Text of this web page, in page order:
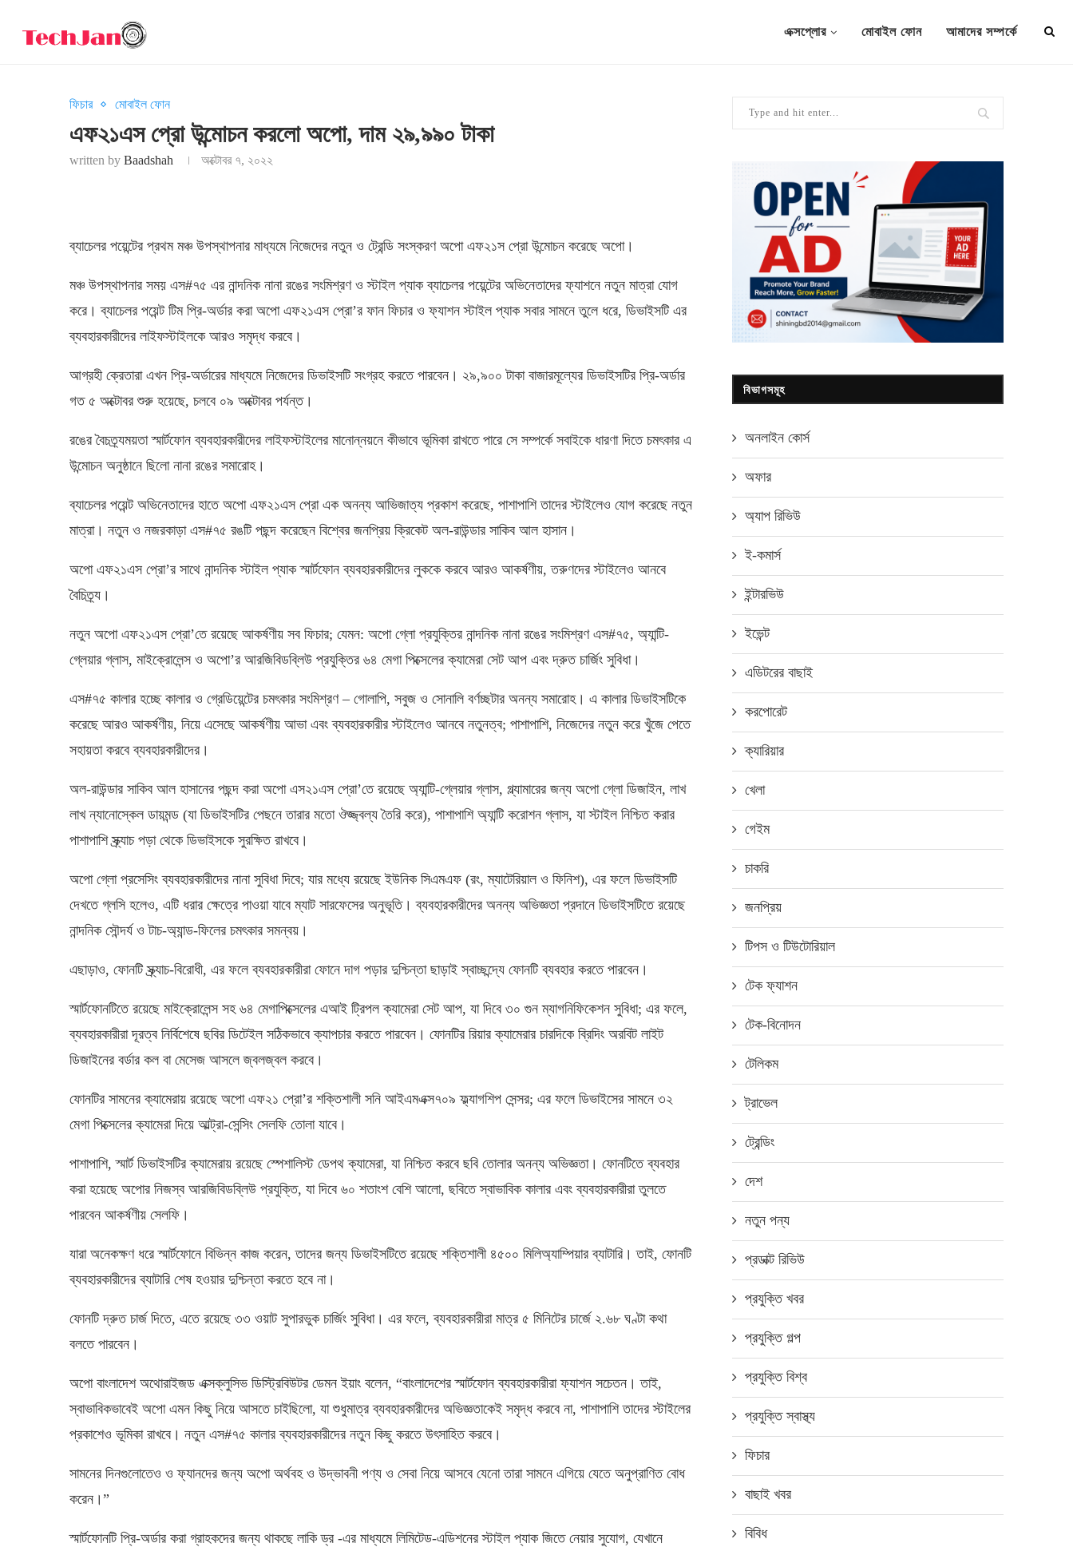
এক্সপ্লোর মোবাইল ফোন আমাদের সম্পর্কে
ফিচার মোবাইল ফোন
এফ২১এস প্রো উন্মোচন করলো অপো, দাম ২৯,৯৯০ টাকা
written by Baadshah অক্টোবর ৭, ২০২২
ব্যাচেলর পয়েন্টের প্রথম মঞ্চ উপস্থাপনার মাধ্যমে নিজেদের নতুন ও ট্রেন্ডি সংস্করণ অপো এফ২১স প্রো উন্মোচন করেছে অপো।
মঞ্চ উপস্থাপনার সময় এস#৭৫ এর নান্দনিক নানা রঙের সংমিশ্রণ ও স্টাইল প্যাক ব্যাচেলর পয়েন্টের অভিনেতাদের ফ্যাশনে নতুন মাত্রা যোগ
করে। ব্যাচেলর পয়েন্ট টিম প্রি-অর্ডার করা অপো এফ২১এস প্রো’র ফান ফিচার ও ফ্যাশন স্টাইল প্যাক সবার সামনে তুলে ধরে, ডিভাইসটি এর
ব্যবহারকারীদের লাইফস্টাইলকে আরও সমৃদ্ধ করবে।
আগ্রহী ক্রেতারা এখন প্রি-অর্ডারের মাধ্যমে নিজেদের ডিভাইসটি সংগ্রহ করতে পারবেন। ২৯,৯০০ টাকা বাজারমূল্যের ডিভাইসটির প্রি-অর্ডার
গত ৫ অক্টোবর শুরু হয়েছে, চলবে ০৯ অক্টোবর পর্যন্ত।
রঙের বৈচত্র্যময়তা স্মার্টফোন ব্যবহারকারীদের লাইফস্টাইলের মানোন্নয়নে কীভাবে ভূমিকা রাখতে পারে সে সম্পর্কে সবাইকে ধারণা দিতে চমৎকার এ
উন্মোচন অনুষ্ঠানে ছিলো নানা রঙের সমারোহ।
ব্যাচেলর পয়েন্ট অভিনেতাদের হাতে অপো এফ২১এস প্রো এক অনন্য আভিজাত্য প্রকাশ করেছে, পাশাপাশি তাদের স্টাইলেও যোগ করেছে নতুন
মাত্রা। নতুন ও নজরকাড়া এস#৭৫ রঙটি পছন্দ করেছেন বিশ্বের জনপ্রিয় ক্রিকেট অল-রাউন্ডার সাকিব আল হাসান।
অপো এফ২১এস প্রো’র সাথে নান্দনিক স্টাইল প্যাক স্মার্টফোন ব্যবহারকারীদের লুককে করবে আরও আকর্ষণীয়, তরুণদের স্টাইলেও আনবে
বৈচিত্র্য।
নতুন অপো এফ২১এস প্রো’তে রয়েছে আকর্ষণীয় সব ফিচার; যেমন: অপো গ্লো প্রযুক্তির নান্দনিক নানা রঙের সংমিশ্রণ এস#৭৫, অ্যান্টি-
গ্লেয়ার গ্লাস, মাইক্রোলেন্স ও অপো’র আরজিবিডব্লিউ প্রযুক্তির ৬৪ মেগা পিক্সেলের ক্যামেরা সেট আপ এবং দ্রুত চার্জিং সুবিধা।
এস#৭৫ কালার হচ্ছে কালার ও গ্রেডিয়েন্টের চমৎকার সংমিশ্রণ – গোলাপি, সবুজ ও সোনালি বর্ণচ্ছটার অনন্য সমারোহ। এ কালার ডিভাইসটিকে
করেছে আরও আকর্ষণীয়, নিয়ে এসেছে আকর্ষণীয় আভা এবং ব্যবহারকারীর স্টাইলেও আনবে নতুনত্ব; পাশাপাশি, নিজেদের নতুন করে খুঁজে পেতে
সহায়তা করবে ব্যবহারকারীদের।
অল-রাউন্ডার সাকিব আল হাসানের পছন্দ করা অপো এস২১এস প্রো’তে রয়েছে অ্যান্টি-গ্লেয়ার গ্লাস, গ্ল্যামারের জন্য অপো গ্লো ডিজাইন, লাখ
লাখ ন্যানোস্কেল ডায়মন্ড (যা ডিভাইসটির পেছনে তারার মতো ঔজ্জ্বল্য তৈরি করে), পাশাপাশি অ্যান্টি করোশন গ্লাস, যা স্টাইল নিশ্চিত করার
পাশাপাশি স্ক্র্যাচ পড়া থেকে ডিভাইসকে সুরক্ষিত রাখবে।
অপো গ্লো প্রসেসিং ব্যবহারকারীদের নানা সুবিধা দিবে; যার মধ্যে রয়েছে ইউনিক সিএমএফ (রং, ম্যাটেরিয়াল ও ফিনিশ), এর ফলে ডিভাইসটি
দেখতে গ্লসি হলেও, এটি ধরার ক্ষেত্রে পাওয়া যাবে ম্যাট সারফেসের অনুভূতি। ব্যবহারকারীদের অনন্য অভিজ্ঞতা প্রদানে ডিভাইসটিতে রয়েছে
নান্দনিক সৌন্দর্য ও টাচ-অ্যান্ড-ফিলের চমৎকার সমন্বয়।
এছাড়াও, ফোনটি স্ক্র্যাচ-বিরোধী, এর ফলে ব্যবহারকারীরা ফোনে দাগ পড়ার দুশ্চিন্তা ছাড়াই স্বাচ্ছন্দ্যে ফোনটি ব্যবহার করতে পারবেন।
স্মার্টফোনটিতে রয়েছে মাইক্রোলেন্স সহ ৬৪ মেগাপিক্সেলের এআই ট্রিপল ক্যামেরা সেট আপ, যা দিবে ৩০ গুন ম্যাগনিফিকেশন সুবিধা; এর ফলে,
ব্যবহারকারীরা দূরত্ব নির্বিশেষে ছবির ডিটেইল সঠিকভাবে ক্যাপচার করতে পারবেন। ফোনটির রিয়ার ক্যামেরার চারদিকে ব্রিদিং অরবিট লাইট
ডিজাইনের বর্ডার কল বা মেসেজ আসলে জ্বলজ্বল করবে।
ফোনটির সামনের ক্যামেরায় রয়েছে অপো এফ২১ প্রো’র শক্তিশালী সনি আইএমএক্স৭০৯ ফ্ল্যাগশিপ সেন্সর; এর ফলে ডিভাইসের সামনে ৩২
মেগা পিক্সেলের ক্যামেরা দিয়ে আল্ট্রা-সেন্সিং সেলফি তোলা যাবে।
পাশাপাশি, স্মার্ট ডিভাইসটির ক্যামেরায় রয়েছে স্পেশালিস্ট ডেপথ ক্যামেরা, যা নিশ্চিত করবে ছবি তোলার অনন্য অভিজ্ঞতা। ফোনটিতে ব্যবহার
করা হয়েছে অপোর নিজস্ব আরজিবিডব্লিউ প্রযুক্তি, যা দিবে ৬০ শতাংশ বেশি আলো, ছবিতে স্বাভাবিক কালার এবং ব্যবহারকারীরা তুলতে
পারবেন আকর্ষণীয় সেলফি।
যারা অনেকক্ষণ ধরে স্মার্টফোনে বিভিন্ন কাজ করেন, তাদের জন্য ডিভাইসটিতে রয়েছে শক্তিশালী ৪৫০০ মিলিঅ্যাম্পিয়ার ব্যাটারি। তাই, ফোনটি
ব্যবহারকারীদের ব্যাটারি শেষ হওয়ার দুশ্চিন্তা করতে হবে না।
ফোনটি দ্রুত চার্জ দিতে, এতে রয়েছে ৩৩ ওয়াট সুপারভুক চার্জিং সুবিধা। এর ফলে, ব্যবহারকারীরা মাত্র ৫ মিনিটের চার্জে ২.৬৮ ঘণ্টা কথা
বলতে পারবেন।
অপো বাংলাদেশ অথোরাইজড এক্সক্লুসিভ ডিস্ট্রিবিউটর ডেমন ইয়াং বলেন, “বাংলাদেশের স্মার্টফোন ব্যবহারকারীরা ফ্যাশন সচেতন। তাই,
স্বাভাবিকভাবেই অপো এমন কিছু নিয়ে আসতে চাইছিলো, যা শুধুমাত্র ব্যবহারকারীদের অভিজ্ঞতাকেই সমৃদ্ধ করবে না, পাশাপাশি তাদের স্টাইলের
প্রকাশেও ভূমিকা রাখবে। নতুন এস#৭৫ কালার ব্যবহারকারীদের নতুন কিছু করতে উৎসাহিত করবে।
সামনের দিনগুলোতেও ও ফ্যানদের জন্য অপো অর্থবহ ও উদ্ভাবনী পণ্য ও সেবা নিয়ে আসবে যেনো তারা সামনে এগিয়ে যেতে অনুপ্রাণিত বোধ
করেন।”
স্মার্টফোনটি প্রি-অর্ডার করা গ্রাহকদের জন্য থাকছে লাকি ড্র -এর মাধ্যমে লিমিটেড-এডিশনের স্টাইল প্যাক জিতে নেয়ার সুযোগ, যেখানে
বিভাগসমূহ
অনলাইন কোর্স
অফার
অ্যাপ রিভিউ
ই-কমার্স
ইন্টারভিউ
ইভেন্ট
এডিটরের বাছাই
করপোরেট
ক্যারিয়ার
খেলা
গেইম
চাকরি
জনপ্রিয়
টিপস ও টিউটোরিয়াল
টেক ফ্যাশন
টেক-বিনোদন
টেলিকম
ট্রাভেল
ট্রেন্ডিং
দেশ
নতুন পন্য
প্রডাক্ট রিভিউ
প্রযুক্তি খবর
প্রযুক্তি গল্প
প্রযুক্তি বিশ্ব
প্রযুক্তি স্বাস্থ্য
ফিচার
বাছাই খবর
বিবিধ